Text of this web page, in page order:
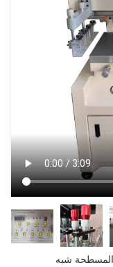
المسطحة شبه